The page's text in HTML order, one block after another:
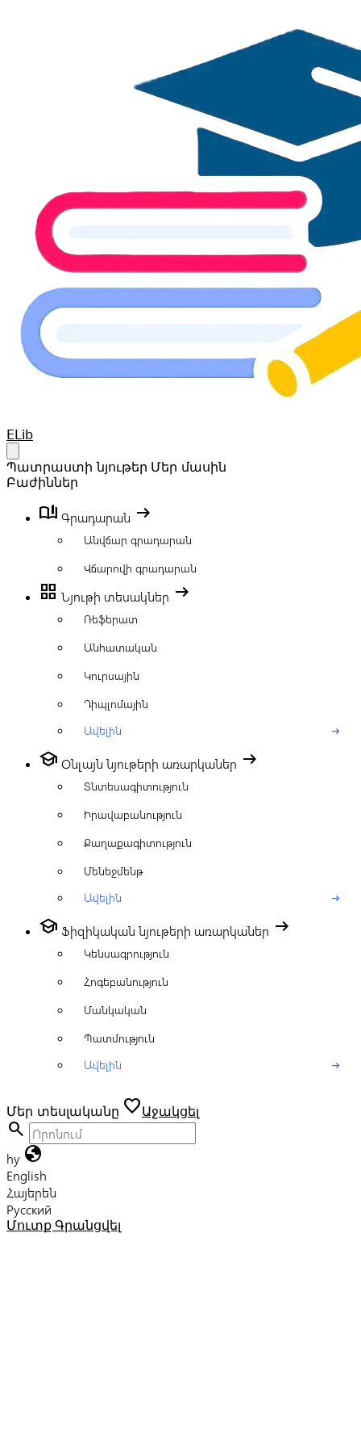
Your Company
ELib
Պատրաստի նյութեր Մեր մասին
Բաժիններ
book_ribbon Գրադարան arrow_right_alt
Անվճար գրադարան
Վճարովի գրադարան
grid_view Նյութի տեսակներ arrow_right_alt
Ռեֆերատ
Անհատական
Կուրսային
Դիպլոմային
Ավելին
arrow_right_alt
school Օնլայն նյութերի առարկաներ arrow_right_alt
Տնտեսագիտություն
Իրավաբանություն
Քաղաքագիտություն
Մենեջմենթ
Ավելին
arrow_right_alt
school Ֆիզիկական նյութերի առարկաներ arrow_right_alt
Կենսագրություն
Հոգեբանություն
Մանկական
Պատմություն
Ավելին
arrow_right_alt
Մեր տեսլականը favoriteԱջակցել
search
hy globe
English
Հայերեն
Русский
Մուտք Գրանցվել